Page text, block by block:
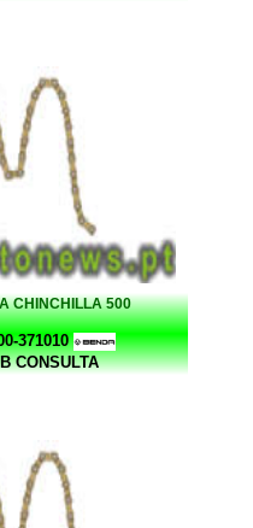
CHINCHILLA 500
371010
CONSULTA